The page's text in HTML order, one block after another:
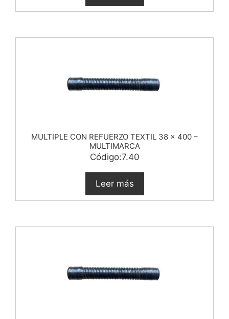
MULTIPLE CON REFUERZO TEXTIL 38 x 400 –
MULTIMARCA
Código:7.40
Leer más